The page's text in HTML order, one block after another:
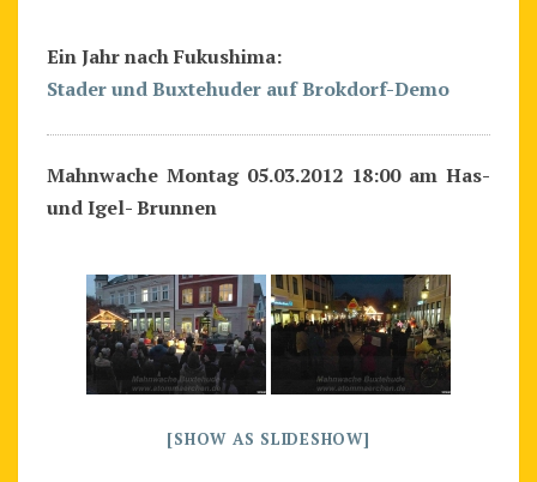
Ein Jahr nach Fukushima:
Stader und Buxtehuder auf Brokdorf-Demo
Mahnwache Montag 05.03.2012 18:00 am Has-
und Igel- Brunnen
[SHOW AS SLIDESHOW]